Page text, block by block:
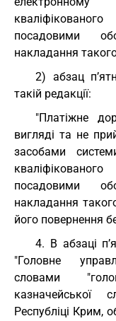
посадовими
накладання
2) абзац
такій редакції:
"Платіжне
вигляді та не
засобами
посадовими
накладання
його повернення
4. В абзаці
"Головне
словами
казначейської
Республіці Крим,